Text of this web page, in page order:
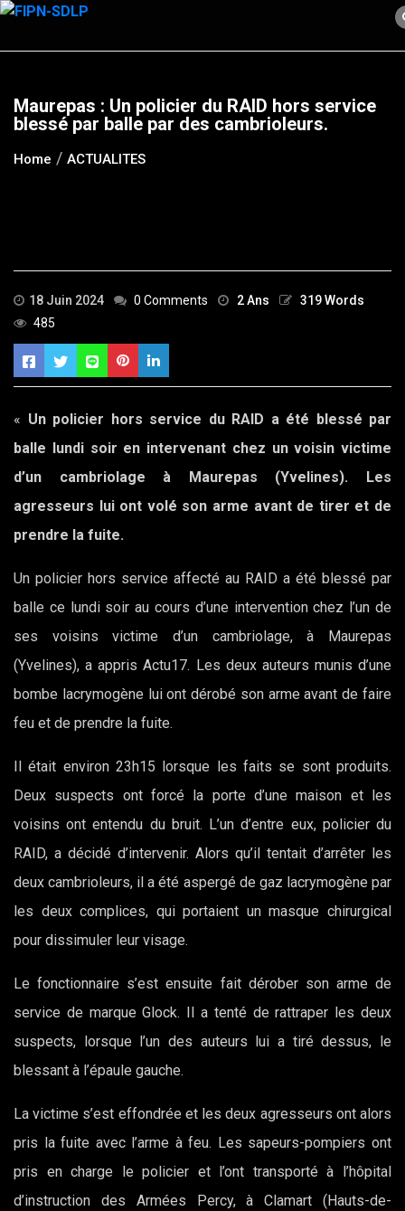
Skip
content
Maurepas : Un policier du RAID hors service
blessé par balle par des cambrioleurs.
Home ACTUALITES
18 Juin 2024 0 Comments 2 Ans
319 Words
485
« Un policier hors service du RAID a été blessé par
balle lundi soir en intervenant chez un voisin victime
d’un cambriolage à Maurepas (Yvelines). Les
agresseurs lui ont volé son arme avant de tirer et de
prendre la fuite.
Un policier hors service affecté au RAID a été blessé par
balle ce lundi soir au cours d’une intervention chez l’un de
ses voisins victime d’un cambriolage, à Maurepas
(Yvelines), a appris Actu17. Les deux auteurs munis d’une
bombe lacrymogène lui ont dérobé son arme avant de faire
feu et de prendre la fuite.
Il était environ 23h15 lorsque les faits se sont produits.
Deux suspects ont forcé la porte d’une maison et les
voisins ont entendu du bruit. L’un d’entre eux, policier du
RAID, a décidé d’intervenir. Alors qu’il tentait d’arrêter les
deux cambrioleurs, il a été aspergé de gaz lacrymogène par
les deux complices, qui portaient un masque chirurgical
pour dissimuler leur visage.
Le fonctionnaire s’est ensuite fait dérober son arme de
service de marque Glock. Il a tenté de rattraper les deux
suspects, lorsque l’un des auteurs lui a tiré dessus, le
blessant à l’épaule gauche.
La victime s’est effondrée et les deux agresseurs ont alors
pris la fuite avec l’arme à feu. Les sapeurs-pompiers ont
pris en charge le policier et l’ont transporté à l’hôpital
d’instruction des Armées Percy, à Clamart (Hauts-de-